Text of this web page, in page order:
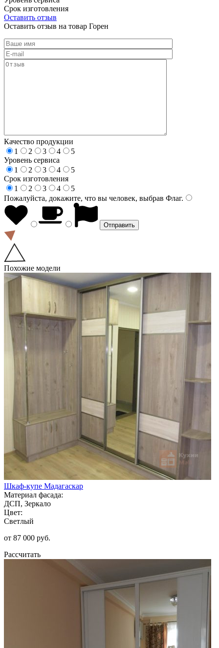
Срок изготовления
Оставить отзыв
Оставить отзыв на товар Горен
Качество продукции
1
2 3 4
5
Уровень сервиса
1
2 3 4
5
Срок изготовления
1
2 3 4
5
Пожалуйста, докажите, что вы человек, выбрав Флаг.
Похожие модели
Шкаф-купе Мадагаскар
Материал фасада:
ДСП, Зеркало
Цвет:
Светлый
от 87 000 руб.
Рассчитать